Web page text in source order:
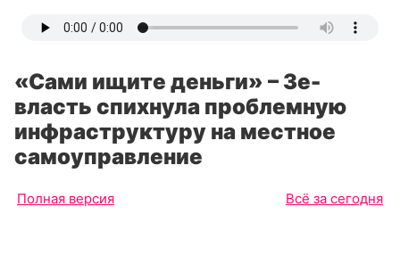
«Сами ищите деньги» – Зе-
власть спихнула проблемную
инфраструктуру на местное
самоуправление
Полная версия Всё за сегодня